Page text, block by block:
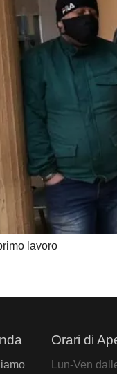
lavoro
Orari di
Lun-Ven